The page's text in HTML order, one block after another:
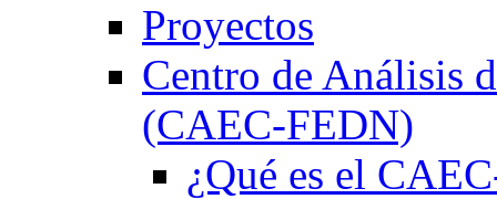
Proyectos
Centro de Análisis
(CAEC-FEDN)
¿Qué es el